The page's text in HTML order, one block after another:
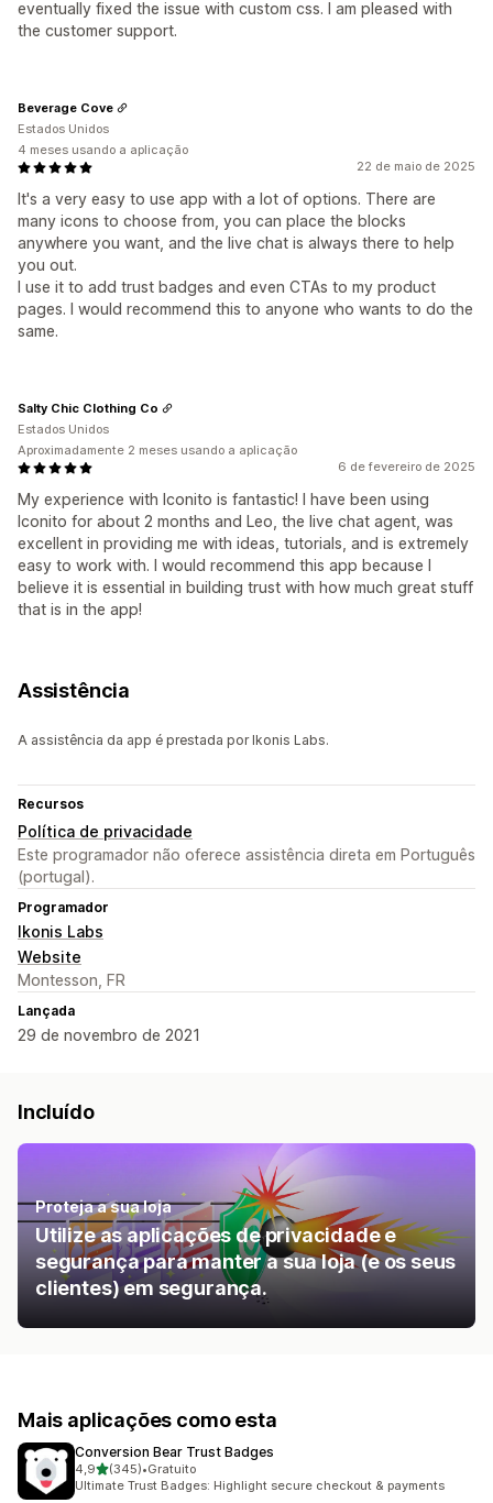
eventually fixed the issue with custom css. I am pleased with
the customer support.
22 de maio de 2025
It's a very easy to use app with a lot of options. There are
many icons to choose from, you can place the blocks
anywhere you want, and the live chat is always there to help
you out.
I use it to add trust badges and even CTAs to my product
pages. I would recommend this to anyone who wants to do the
same.
Beverage Cove
Estados Unidos
4 meses usando a aplicação
6 de fevereiro de 2025
My experience with Iconito is fantastic! I have been using
Iconito for about 2 months and Leo, the live chat agent, was
excellent in providing me with ideas, tutorials, and is extremely
easy to work with. I would recommend this app because I
believe it is essential in building trust with how much great stuff
that is in the app!
Salty Chic Clothing Co
Estados Unidos
Aproximadamente 2 meses usando a aplicação
Assistência
A assistência da app é prestada por Ikonis Labs.
Recursos
Política de privacidade
Este programador não oferece assistência direta em Português
(portugal).
Programador
Ikonis Labs
Website
Montesson, FR
Lançada
29 de novembro de 2021
Incluído
Proteja a sua loja
Utilize as aplicações de privacidade e
segurança para manter a sua loja (e os seus
clientes) em segurança.
Mais aplicações como esta
Conversion Bear Trust Badges
4,9de 5 estrelas
(345)
345 total de avaliações
•Gratuito
Ultimate Trust Badges: Highlight secure checkout & payments